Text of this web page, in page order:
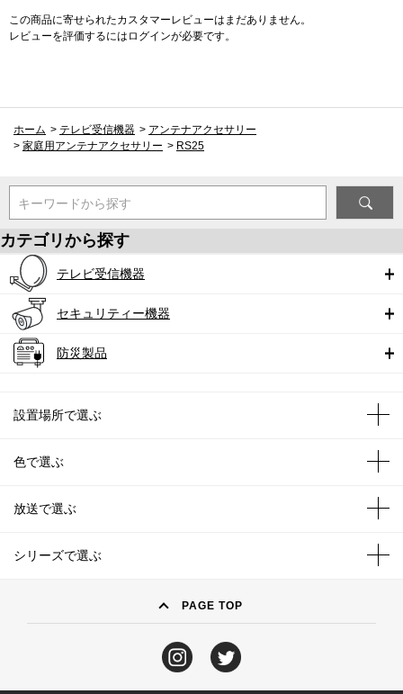
この商品に寄せられたカスタマーレビューはまだありません。
レビューを評価するには ログインが必要です。
ホーム > テレビ受信機器 > アンテナアクセサリー
> 家庭用アンテナアクセサリー > RS25
キーワードから探す
カテゴリから探す
テレビ受信機器
セキュリティー機器
防災製品
設置場所で選ぶ
色で選ぶ
放送で選ぶ
シリーズで選ぶ
PAGE TOP